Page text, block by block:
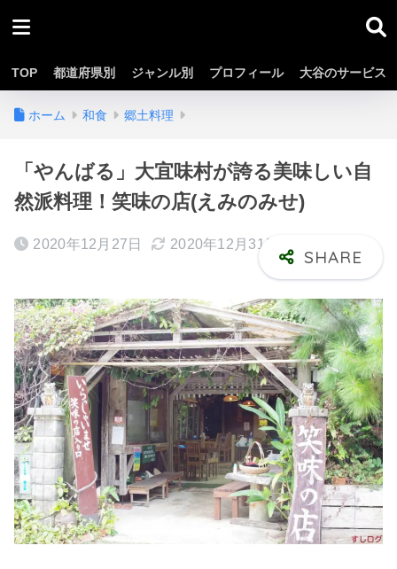
TOP 都道府県別 ジャンル別 プロフィール 大谷のサービス
ホーム 和食 郷土料理
「やんばる」大宜味村が誇る美味しい自
然派料理！笑味の店(えみのみせ)
2020年12月27日 2020年12月31日